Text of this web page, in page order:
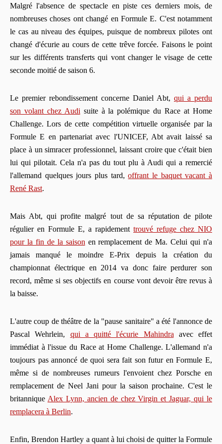
Malgré l'absence de spectacle en piste ces derniers mois, de
nombreuses choses ont changé en Formule E. C'est notamment
le cas au niveau des équipes, puisque de nombreux pilotes ont
changé d'écurie au cours de cette trêve forcée. Faisons le point
sur les différents transferts qui vont changer le visage de cette
seconde moitié de saison 6.
Le premier rebondissement concerne Daniel Abt, qui a perdu
son volant chez Audi suite à la polémique du Race at Home
Challenge. Lors de cette compétition virtuelle organisée par la
Formule E en partenariat avec l'UNICEF, Abt avait laissé sa
place à un simracer professionnel, laissant croire que c'était bien
lui qui pilotait. Cela n'a pas du tout plu à Audi qui a remercié
l'allemand quelques jours plus tard,offrant le baquet vacant à
René Rast.
Mais Abt, qui profite malgré tout de sa réputation de pilote
régulier en Formule E, a rapidement trouvé refuge chez NIO
pour la fin de la saison en remplacement de Ma. Celui qui n'a
jamais manqué le moindre E-Prix depuis la création du
championnat électrique en 2014 va donc faire perdurer son
record, même si ses objectifs en course vont devoir être revus à
la baisse.
L'autre coup de théâtre de la "pause sanitaire" a été l'annonce de
Pascal Wehrlein, qui a quitté l'écurie Mahindra avec effet
immédiat à l'issue du Race at Home Challenge. L'allemand n'a
toujours pas annoncé de quoi sera fait son futur en Formule E,
même si de nombreuses rumeurs l'envoient chez Porsche en
remplacement de Neel Jani pour la saison prochaine. C'est le
britannique Alex Lynn, ancien de chez Virgin et Jaguar, qui le
remplacera à Berlin.
Enfin, Brendon Hartley a quant à lui choisi de quitter la Formule